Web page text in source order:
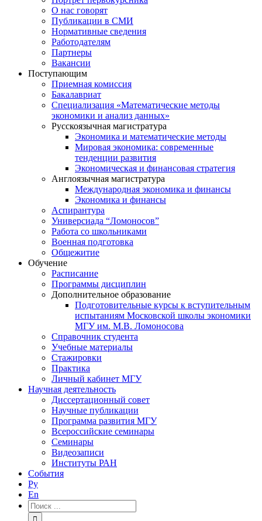
О нас говорят
Публикации в СМИ
Нормативные сведения
Работодателям
Партнеры
Вакансии
Поступающим
Приемная комиссия
Бакалавриат
Специализация «Математические методы
экономики и анализ данных»
Русскоязычная магистратура
Экономика и математические методы
Мировая экономика: современные
тенденции развития
Экономическая и финансовая стратегия
Англоязычная магистратура
Международная экономика и финансы
Экономика и финансы
Аспирантура
Универсиада “Ломоносов”
Работа со школьниками
Военная подготовка
Общежитие
Обучение
Расписание
Программы дисциплин
Дополнительное образование
Подготовительные курсы к вступительным
испытаниям Московской школы экономики
МГУ им. М.В. Ломоносова
Справочник студента
Учебные материалы
Стажировки
Практика
Личный кабинет МГУ
Научная деятельность
Диссертационный совет
Научные публикации
Программа развития МГУ
Всероссийские семинары
Семинары
Видеозаписи
Институты РАН
События
Ру
En
Результат
поиска: